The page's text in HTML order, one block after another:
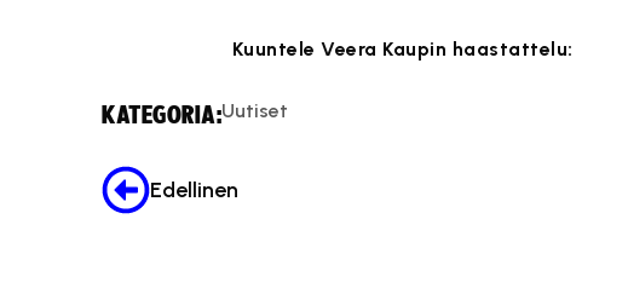
Kuuntele Veera Kaupin haastattelu:
KATEGORIA:Uutiset
Edellinen